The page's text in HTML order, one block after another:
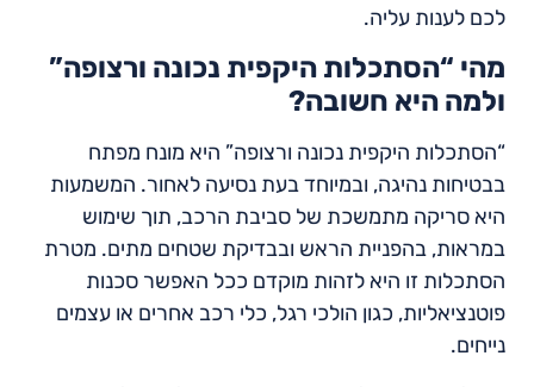
לכם לענות עליה.
מהי “הסתכלות היקפית נכונה ורצופה”
ולמה היא חשובה?
“הסתכלות היקפית נכונה ורצופה” היא מונח מפתח
בבטיחות נהיגה, ובמיוחד בעת נסיעה לאחור. המשמעות
היא סריקה מתמשכת של סביבת הרכב, תוך שימוש
במראות, בהפניית הראש ובבדיקת שטחים מתים. מטרת
הסתכלות זו היא לזהות מוקדם ככל האפשר סכנות
פוטנציאליות, כגון הולכי רגל, כלי רכב אחרים או עצמים
נייחים.